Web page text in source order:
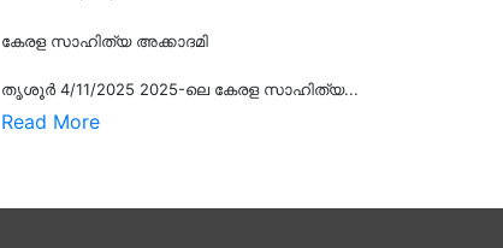
കേരള സാഹിത്യ അക്കാദമി
തൃശൂര്‍ 4/11/2025 2025-ലെ കേരള സാഹിത്യ...
Read More